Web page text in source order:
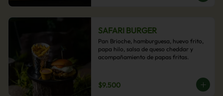
SAFARI BURGER
Pan Brioche, hamburguesa, huevo frito,
papa hilo, salsa de queso cheddar y
acompañamiento de papas fritas.
$9.500